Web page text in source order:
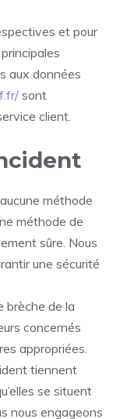
et pour
aux données
sont
client.
méthode
méthode de
sûre. Nous
une sécurité
brèche de la
concernés
appropriées.
tiennent
se situent
nous engageons